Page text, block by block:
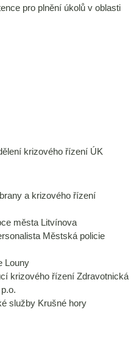
pro plnění úkolů v oblasti
krizového řízení ÚK
a krizového řízení
města Litvínova
Městská policie
Louny
krizového řízení Zdravotnická
služby Krušné hory